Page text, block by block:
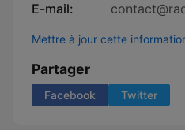
E-mail:
Mettre à jour cette
Partager
Facebook Twitter